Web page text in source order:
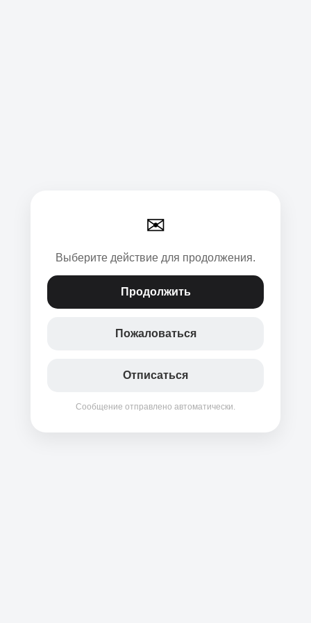
✉
Выберите действие для продолжения.
Продолжить
Пожаловаться
Отписаться
Сообщение отправлено автоматически.